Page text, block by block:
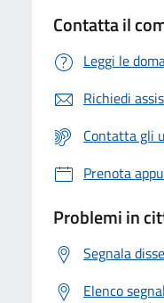
Contatta il
Leggi le
Richiedi
Contatta gli
Prenota
Problemi in
Segnala
Elenco